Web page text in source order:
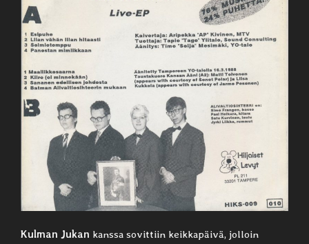
Kulman Jukan kanssa sovittiin keikkapäivä, jolloin